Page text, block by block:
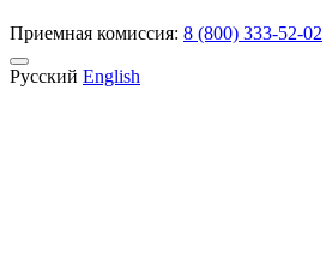
Приемная комиссия: 8 (800) 333-52-02
Русский English